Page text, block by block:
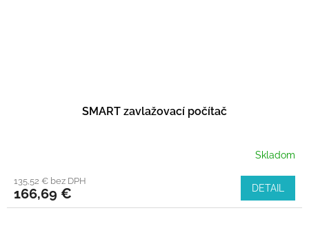
SMART zavlažovací počítač
Skladom
135,52 € bez DPH
166,69 € DETAIL